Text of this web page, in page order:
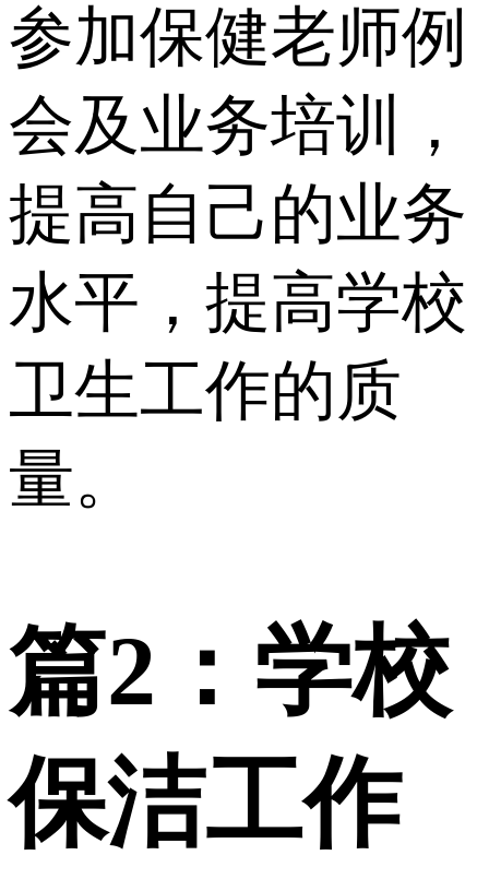
参加保健老师例
会及业务培训，
提高自己的业务
水平，提高学校
卫生工作的质
量。
篇2：学校
保洁工作